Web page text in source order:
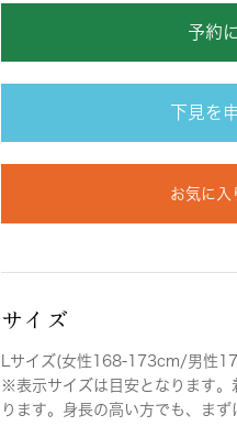
予約
下見を
お気に入
サイズ
Lサイズ(女性168-173cm/男性
※表示サイズは目安となります。
ります。身長の高い方でも、まず